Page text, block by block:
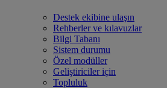
Destek ekibine ulaşın
Rehberler ve kılavuzlar
Bilgi Tabanı
Sistem durumu
Özel modüller
Geliştiriciler için
Topluluk